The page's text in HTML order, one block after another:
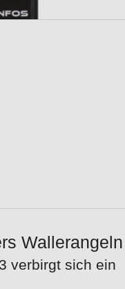
Wallerangeln
verbirgt sich ein